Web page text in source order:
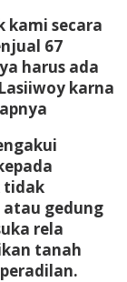
kami secara
67
harus ada
karna
tidak
gedung
rela
tanah